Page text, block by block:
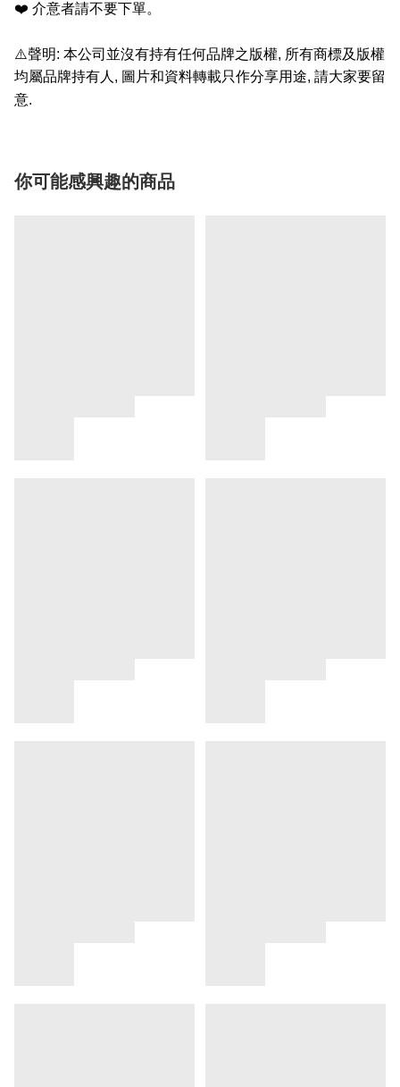
❤️ 介意者請不要下單。
⚠️聲明: 本公司並沒有持有任何品牌之版權, 所有商標及版權
均屬品牌持有人 , 圖片和資料轉載只作分享用途, 請大家要留
意.
你可能感興趣的商品